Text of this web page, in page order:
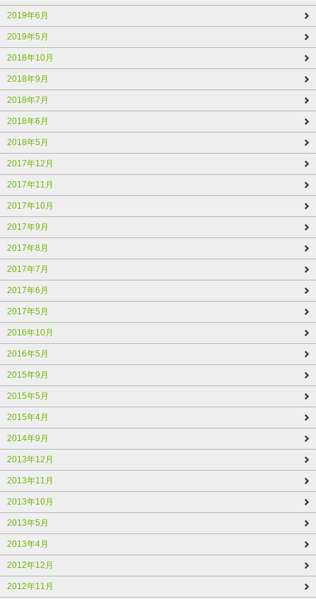
2019年6月
2019年5月
2018年10月
2018年9月
2018年7月
2018年6月
2018年5月
2017年12月
2017年11月
2017年10月
2017年9月
2017年8月
2017年7月
2017年6月
2017年5月
2016年10月
2016年5月
2015年9月
2015年5月
2015年4月
2014年9月
2013年12月
2013年11月
2013年10月
2013年5月
2013年4月
2012年12月
2012年11月